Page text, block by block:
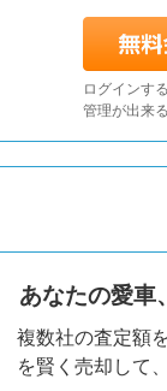
ログインす
管理が出来
あなたの愛車
複数社の査定額
を賢く売却して